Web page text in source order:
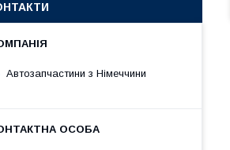
Автозапчастини з Німеччини